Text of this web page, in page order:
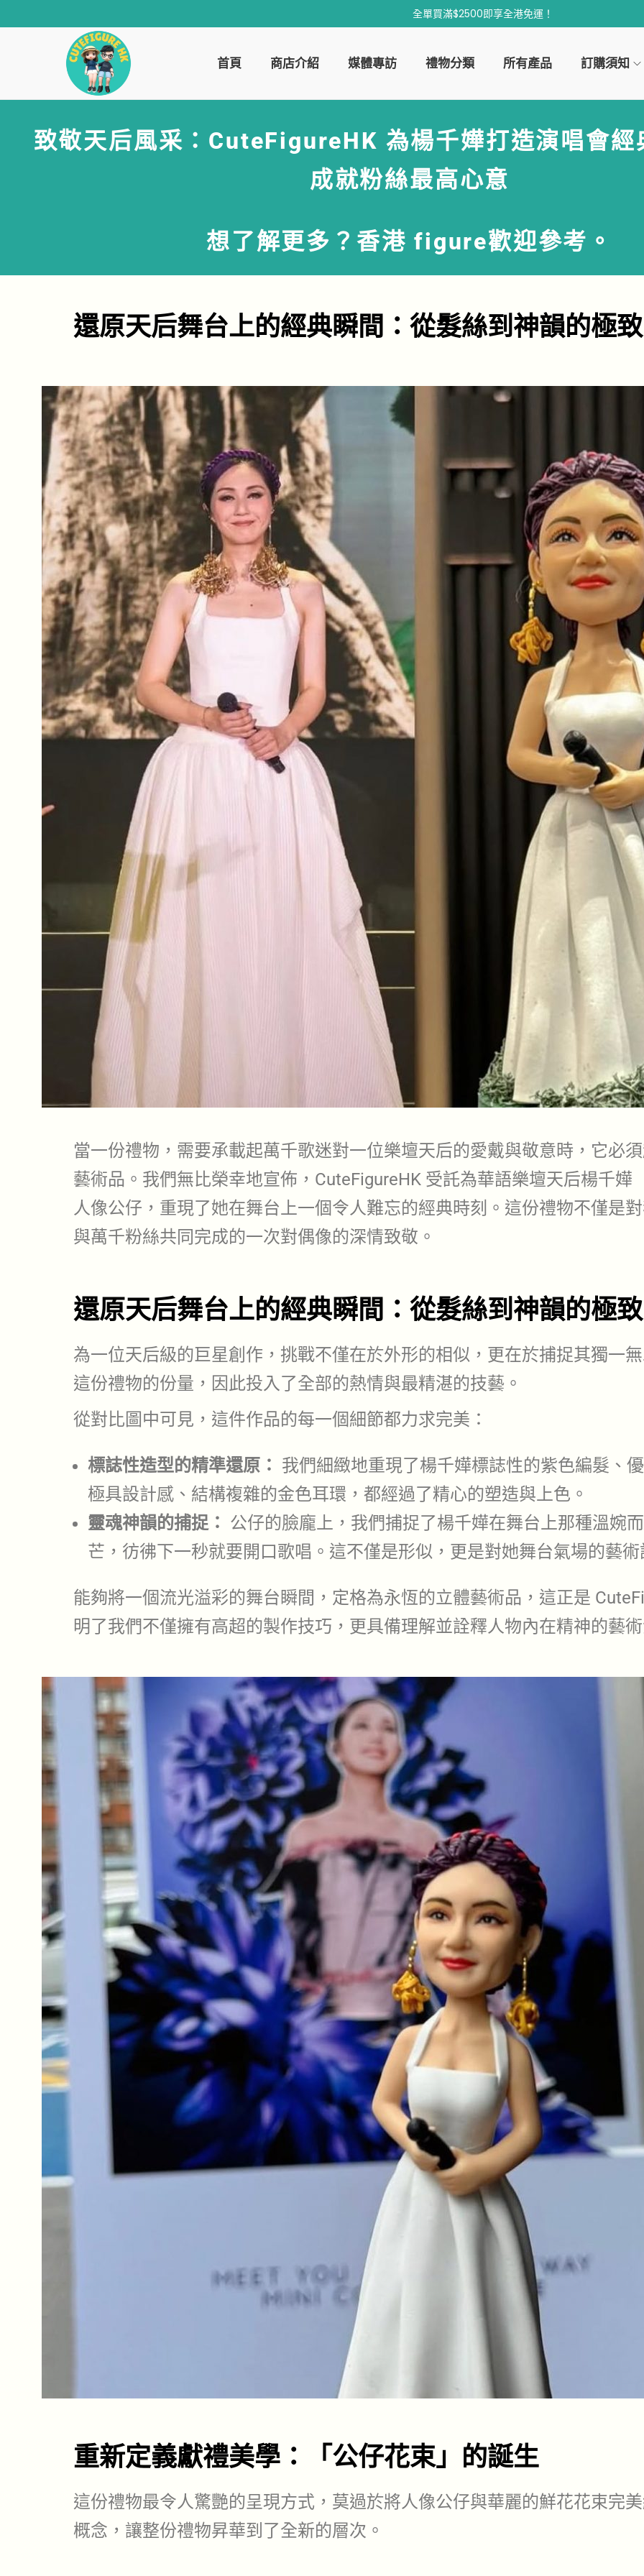
全單買滿$2500即享全港免運！
首頁 商店介紹 媒體專訪 禮物分類 所有產品 訂購須知
致敬天后風采：CuteFigureHK 為楊千嬅打造演唱會經
成就粉絲最高心意
想了解更多？ 香港 figure歡迎參考。
還原天后舞台上的經典瞬間：從髮絲到神韻的極
當一份禮物，需要承載起萬千歌迷對一位樂壇天后的愛戴與敬意時，它必
藝術品。我們無比榮幸地宣佈，CuteFigureHK 受託為華語樂壇天后楊千嬅
人像公仔，重現了她在舞台上一個令人難忘的經典時刻。這份禮物不僅是
與萬千粉絲共同完成的一次對偶像的深情致敬。
還原天后舞台上的經典瞬間：從髮絲到神韻的極
為一位天后級的巨星創作，挑戰不僅在於外形的相似，更在於捕捉其獨一
這份禮物的份量，因此投入了全部的熱情與最精湛的技藝。
從對比圖中可見，這件作品的每一個細節都力求完美：
標誌性造型的精準還原： 我們細緻地重現了楊千嬅標誌性的紫色編髮、
極具設計感、結構複雜的金色耳環，都經過了精心的塑造與上色。
靈魂神韻的捕捉： 公仔的臉龐上，我們捕捉了楊千嬅在舞台上那種溫婉
芒，彷彿下一秒就要開口歌唱。這不僅是形似，更是對她舞台氣場的藝
能夠將一個流光溢彩的舞台瞬間，定格為永恆的立體藝術品，這正是
明了我們不僅擁有高超的製作技巧，更具備理解並詮釋人物內在精神的藝
重新定義獻禮美學：「公仔花束」的誕生
這份禮物最令人驚艷的呈現方式，莫過於將人像公仔與華麗的鮮花花束完
概念，讓整份禮物昇華到了全新的層次。